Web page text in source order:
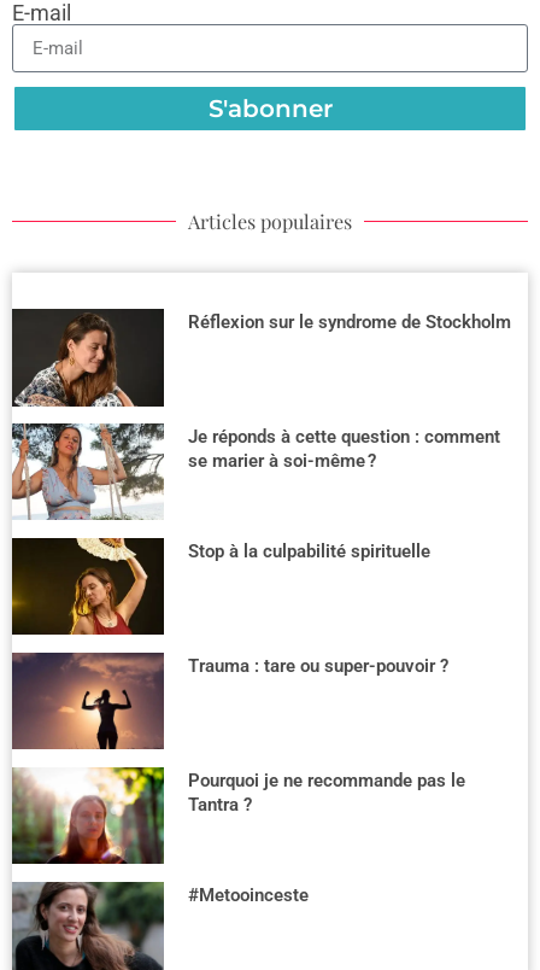
E-mail
S'abonner
Articles populaires
Réflexion sur le syndrome de Stockholm
Je réponds à cette question : comment
se marier à soi-même ?
Stop à la culpabilité spirituelle
Trauma : tare ou super-pouvoir ?
Pourquoi je ne recommande pas le
Tantra ?
#Metooinceste